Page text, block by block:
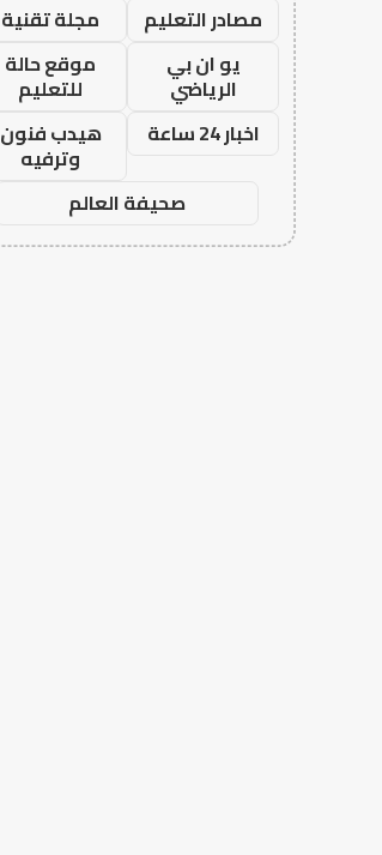
مصادر التعليم
مجلة تقنية
يو ان بي
الرياضي
موقع حالة
للتعليم
اخبار 24 ساعة
هيدب فنون
وترفيه
صحيفة العالم